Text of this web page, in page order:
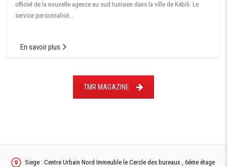
officiel de la nouvelle agence au sud tunisien dans la ville de Kébili. Le
service personnalisé...
En savoir plus
TMR MAGAZINE
Siege : Centre Urbain Nord Immeuble le Cercle des bureaux , 6éme étage